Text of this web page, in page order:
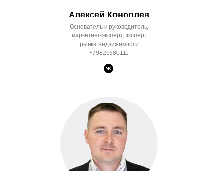
Алексей Коноплев
Основатель и руководитель,
маркетинг-эксперт, эксперт
рынка недвижимости
+79826380111